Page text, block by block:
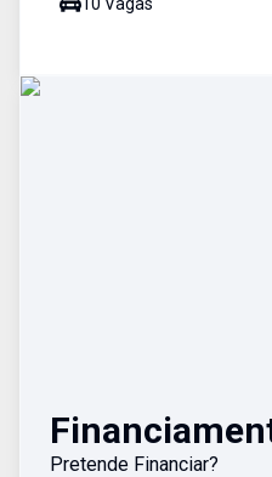
Pretende Financiar?